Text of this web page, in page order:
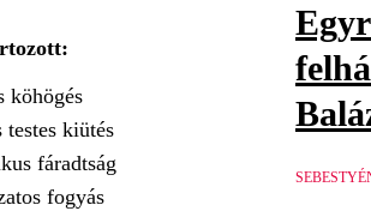
köhögés
testes kiütés
fáradtság
fogyás